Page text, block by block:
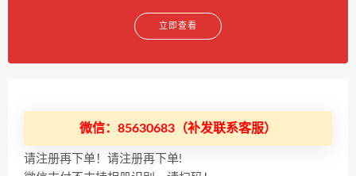
立即查看
微信：85630683（补发联系客服）
请注册再下单！请注册再下单!